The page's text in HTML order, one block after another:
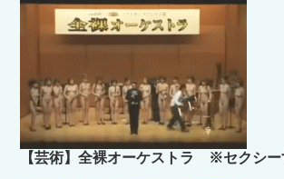
【芸術】全裸オーケストラ ※セクシー